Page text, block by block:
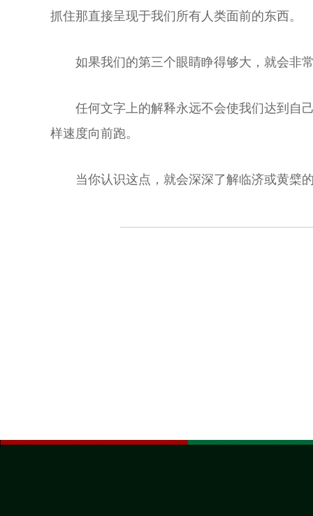
抓住那直接呈现于我们所有人类面前的东西。
如果我们的第三个眼睛睁得够大，就会非
任何文字上的解释永远不会使我们达到自
样速度向前跑。
当你认识这点，就会深深了解临济或黄檗